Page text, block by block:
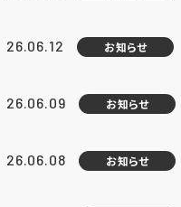
26.06.12 お知らせ
26.06.09 お知らせ
26.06.08 お知らせ